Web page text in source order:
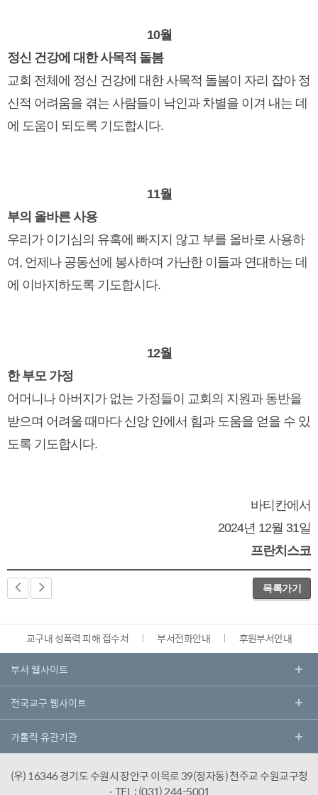
10월
정신 건강에 대한 사목적 돌봄
교회 전체에 정신 건강에 대한 사목적 돌봄이 자리 잡아 정
신적 어려움을 겪는 사람들이 낙인과 차별을 이겨 내는 데
에 도움이 되도록 기도합시다.
11월
부의 올바른 사용
우리가 이기심의 유혹에 빠지지 않고 부를 올바로 사용하
여, 언제나 공동선에 봉사하며 가난한 이들과 연대하는 데
에 이바지하도록 기도합시다.
12월
한 부모 가정
어머니나 아버지가 없는 가정들이 교회의 지원과 동반을
받으며 어려울 때마다 신앙 안에서 힘과 도움을 얻을 수 있
도록 기도합시다.
바티칸에서
2024년 12월 31일
프란치스코
목록가기
교구내 성폭력 피해 접수처 부서전화안내 후원부서안내
(우) 16346 경기도 수원시 장안구 이목로 39(정자동) 천주교 수원교구청
· TEL : (031) 244-5001